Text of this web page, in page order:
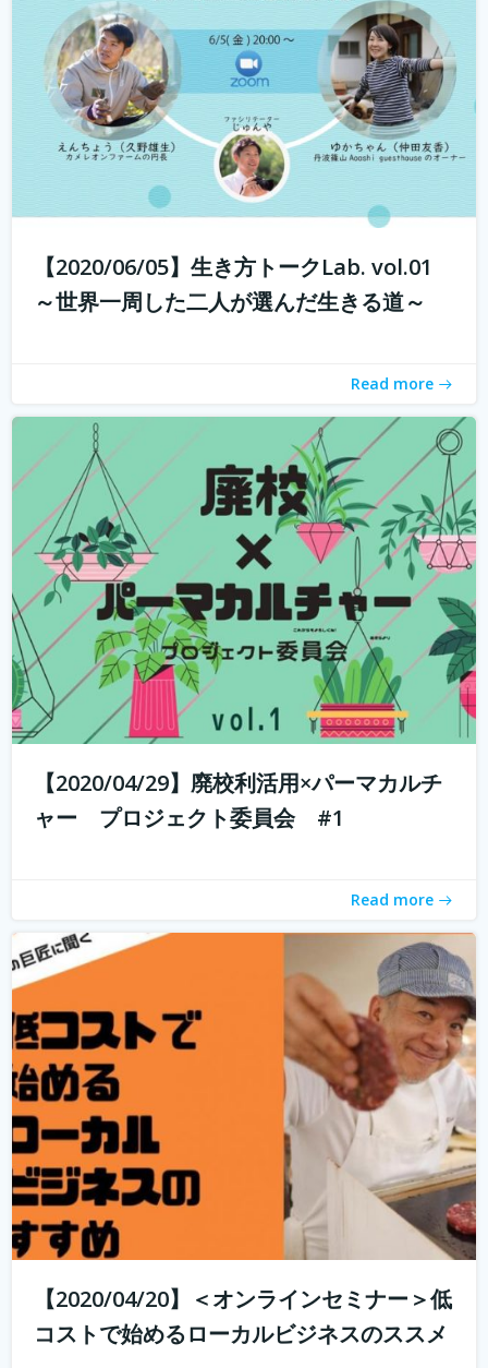
【2020/06/05】生き方トークLab. vol.01
～世界一周した二人が選んだ生きる道～
Read more
若年人口の減少に直面する地域では学校の統廃合が相次
ぎ、廃校が増加しています。 その中で、丹波市でカフェ・
ベーカリーを営む市島製パン研究所のオーナー 三澤さん
が現在進行中で丹波市青垣町にある旧遠坂小学校を廃校利
活用させ、地域活性させるプロジェ...
続きを読む
【2020/04/29】廃校利活用×パーマカルチ
ャー プロジェクト委員会 #1
Read more
山と田んぼに囲まれた奥丹波で大行列のカフェ・ベーカリ
ーを営む市島製パン研究所のオーナー、三澤さんを講師に
招いて、こんなときだからこそ、コロナに負けない、強固
なビジネスモデルの作り方のヒント教えてもらういます。
何を学べるか？ 市島製パン研究...続きを読む
【2020/04/20】＜オンラインセミナー＞低
コストで始めるローカルビジネスのススメ